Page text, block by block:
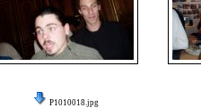
P1010018.jpg